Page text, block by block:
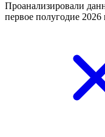
Проанализировали
первое полугодие 2026